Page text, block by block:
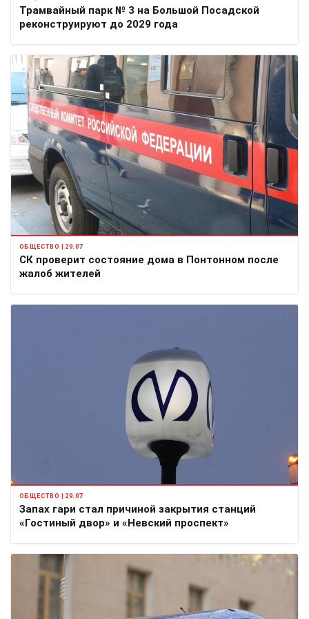
Трамвайный парк № 3 на Большой Посадской
реконструируют до 2029 года
ОБЩЕСТВО | 29.07
СК проверит состояние дома в Понтонном после
жалоб жителей
ОБЩЕСТВО | 29.07
Запах гари стал причиной закрытия станций
«Гостиный двор» и «Невский проспект»